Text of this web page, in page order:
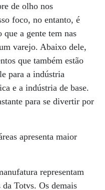
de olho nos
foco, no entanto, é
a gente tem nas
varejo. Abaixo dele,
que também estão
para a indústria
e a indústria de base.
para se divertir por
apresenta maior
representam
da Totvs. Os demais